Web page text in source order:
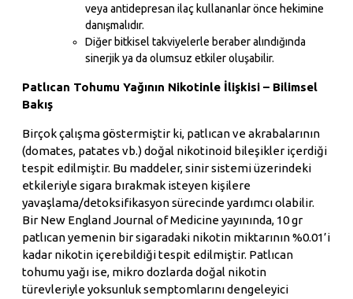
veya antidepresan ilaç kullananlar önce hekimine
danışmalıdır.
Diğer bitkisel takviyelerle beraber alındığında
sinerjik ya da olumsuz etkiler oluşabilir.
Patlıcan Tohumu Yağının Nikotinle İlişkisi – Bilimsel
Bakış
Birçok çalışma göstermiştir ki, patlıcan ve akrabalarının
(domates, patates vb.) doğal nikotinoid bileşikler içerdiği
tespit edilmiştir. Bu maddeler, sinir sistemi üzerindeki
etkileriyle sigara bırakmak isteyen kişilere
yavaşlama/detoksifikasyon sürecinde yardımcı olabilir.
Bir New England Journal of Medicine yayınında, 10 gr
patlıcan yemenin bir sigaradaki nikotin miktarının %0.01’i
kadar nikotin içerebildiği tespit edilmiştir. Patlıcan
tohumu yağı ise, mikro dozlarda doğal nikotin
türevleriyle yoksunluk semptomlarını dengeleyici